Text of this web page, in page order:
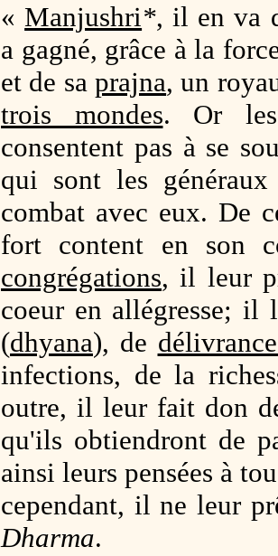
« Manjushri*, il en va
a gagné, grâce à la
et de saprajna, un
trois mondes. Or
consentent pas à se
qui sont les
combat avec eux. De
fort content en son
congrégations, il leur
coeur en allégresse; il
(dhyana), de
infections, de la
outre, il leur fait don
qu'ils obtiendront de
ainsi leurs pensées à
cependant, il ne leur
Dharma.